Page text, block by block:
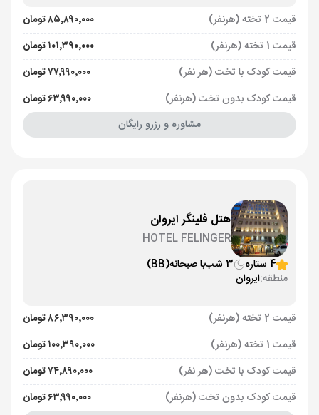
قیمت 2 تخته (هرنفر)
۸۵٬۸۹۰٬۰۰۰ تومان
قیمت 1 تخته (هرنفر)
۱۰۱٬۳۹۰٬۰۰۰ تومان
قیمت کودک با تخت (هر نفر)
۷۷٬۹۹۰٬۰۰۰ تومان
قیمت کودک بدون تخت (هرنفر)
۶۳٬۹۹۰٬۰۰۰ تومان
مشاوره و رزرو رایگان
هتل فلینگر ایروان
HOTEL FELINGER
4 ستاره
3 شب با صبحانه(BB)
منطقه:ایروان
قیمت 2 تخته (هرنفر)
۸۶٬۳۹۰٬۰۰۰ تومان
قیمت 1 تخته (هرنفر)
۱۰۰٬۳۹۰٬۰۰۰ تومان
قیمت کودک با تخت (هر نفر)
۷۴٬۸۹۰٬۰۰۰ تومان
قیمت کودک بدون تخت (هرنفر)
۶۳٬۹۹۰٬۰۰۰ تومان